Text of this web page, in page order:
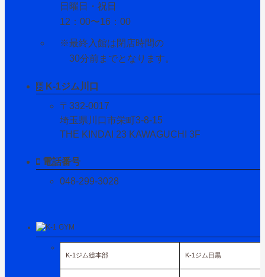
日曜日・祝日
12：00〜16：00
※最終入館は閉店時間の
30分前までとなります。
K-1ジム川口
〒332-0017
埼玉県川口市栄町3-8-15
THE KINDAI 23 KAWAGUCHI 3F
電話番号
048-299-3028
K-1ジム総本部 K-1ジム目黒